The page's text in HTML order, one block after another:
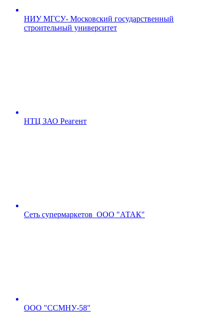
НИУ МГСУ- Московский государственный
строительный университет
НТЦ ЗАО Реагент
Сеть супермаркетов ООО "АТАК"
ООО "ССМНУ-58"